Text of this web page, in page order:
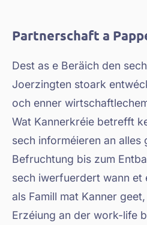
Partnerschaft a
Dest as e Beräich den
Joerzingten stoark
och enner
Wat Kannerkréie betrefft
sech informéieren an alles
Befruchtung bis zum
sech iwerfuerdert wann et
als Famill mat Kanner
Erzéiung an der work-life